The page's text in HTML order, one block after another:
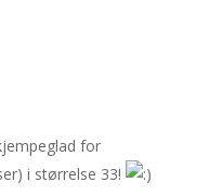
for
i størrelse 33!